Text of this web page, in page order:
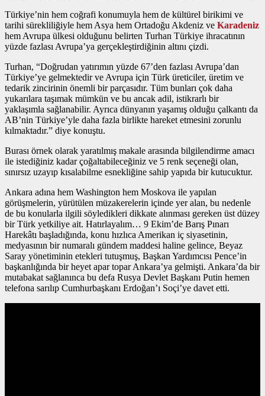
Türkiye’nin hem coğrafi konumuyla hem de kültürel birikimi ve
tarihi sürekliliğiyle hem Asya hem Ortadoğu Akdeniz ve Karadeniz
hem Avrupa ülkesi olduğunu belirten Turhan Türkiye ihracatının
yüzde fazlası Avrupa’ya gerçekleştirdiğinin altını çizdi.
Turhan, “Doğrudan yatırımın yüzde 67’den fazlası Avrupa’dan
Türkiye’ye gelmektedir ve Avrupa için Türk üreticiler, üretim ve
tedarik zincirinin önemli bir parçasıdır. Tüm bunları çok daha
yukarılara taşımak mümkün ve bu ancak adil, istikrarlı bir
yaklaşımla sağlanabilir. Ayrıca dünyanın yaşamış olduğu çalkantı da
AB’nin Türkiye’yle daha fazla birlikte hareket etmesini zorunlu
kılmaktadır.” diye konuştu.
Burası örnek olarak yaratılmış makale arasında bilgilendirme amacı
ile istediğiniz kadar çoğaltabileceğiniz ve 5 renk seçeneği olan,
sınırsız uzayıp kısalabilme esnekliğine sahip yapıda bir kutucuktur.
Ankara adına hem Washington hem Moskova ile yapılan
görüşmelerin, yürütülen müzakerelerin içinde yer alan, bu nedenle
de bu konularla ilgili söyledikleri dikkate alınması gereken üst düzey
bir Türk yetkiliye ait. Hatırlayalım… 9 Ekim’de Barış Pınarı
Harekâtı başladığında, konu hızlıca Amerikan iç siyasetinin,
medyasının bir numaralı gündem maddesi haline gelince, Beyaz
Saray yönetiminin etekleri tutuşmuş, Başkan Yardımcısı Pence’in
başkanlığında bir heyet apar topar Ankara’ya gelmişti. Ankara’da bir
mutabakat sağlanınca bu defa Rusya Devlet Başkanı Putin hemen
telefona sarılıp Cumhurbaşkanı Erdoğan’ı Soçi’ye davet etti.